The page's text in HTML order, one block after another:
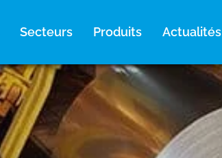
Secteurs Produits Actualités